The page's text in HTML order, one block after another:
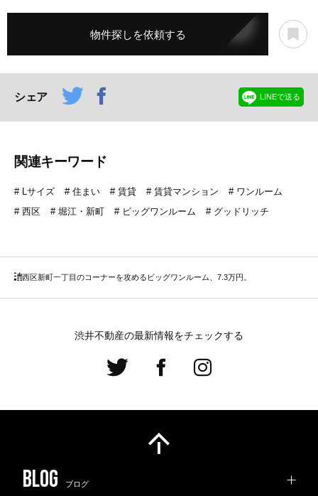
物件探しを依頼する
シェア LINEで送る
関連キーワード
Lサイズ 住まい 賃貸 賃貸マンション
ワンルーム
西区
堀江・新町 ビッグワンルーム グッドリッチ
新町一丁目のコーナーを攻めるビッグワンルーム、7.3万円。
西区
渋井不動産の最新情報をチェックする
ブログ